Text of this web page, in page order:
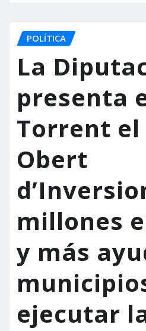
POLÍTICA
La
presenta
Torrent el
Obert
millones
y más
ejecutar